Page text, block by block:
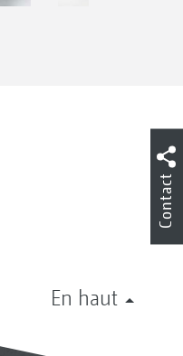
En haut
Contact